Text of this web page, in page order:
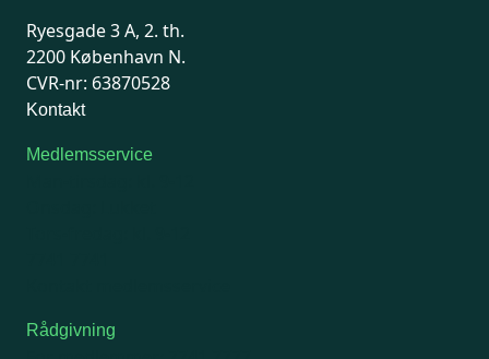
Ryesgade 3 A, 2. th.
2200 København N.
CVR-nr: 63870528
Kontakt
Medlemsservice
Rådgivning